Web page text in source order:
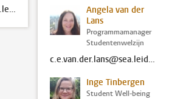
studentwellbeing@sea.leidenuniv.nl
Angela van der
Lans
Programmamanager
Studentenwelzijn
c.e.van.der.lans@sea.leidenuniv.nl
Inge Tinbergen
Student Well-being